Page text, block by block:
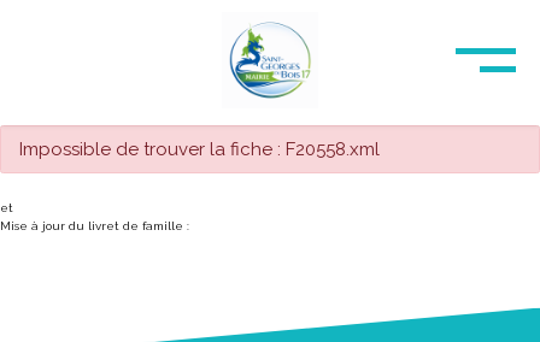
Impossible de trouver la fiche : F20558.xml
et
Mise à jour du livret de famille :